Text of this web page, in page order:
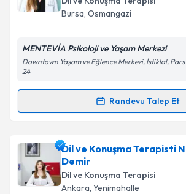
takvim hazırlandığında e-posta ile
Kişisel verilerimin işlenmesine
'ni okudum ve kişisel
Takvim Talebini
Bursa, Osmangazi
MENTEVİA Psikoloji ve Yaşam Merkezi
Downtown Yaşam ve Eğlence Merkezi, İstiklal,
24
Randevu Talep Et
Randevu Takvimi Talebi
Dil ve Konuşma Terapisti Beyda
randevu takvimi talebi oluşturun. Size
randevu almanız için bir takvim
posta ile bilgilendireceğiz.
Dil ve Konuşma Terapisti
Demir
Dil ve Konuşma Terapisi
Ankara, Yenimahalle